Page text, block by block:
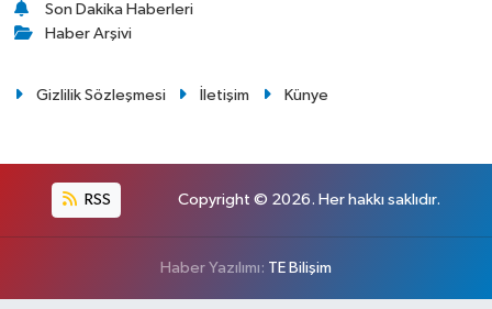
Son Dakika Haberleri
Haber Arşivi
Gizlilik Sözleşmesi İletişim Künye
RSS Copyright © 2026. Her hakkı saklıdır.
Haber Yazılımı: TE Bilişim